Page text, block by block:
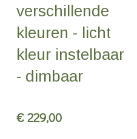
verschillende
kleuren - licht
kleur instelbaar
- dimbaar
€ 229,00